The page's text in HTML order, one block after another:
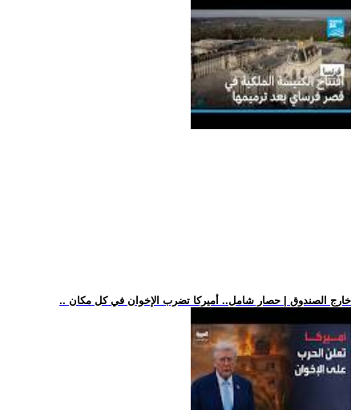
.. خارج الصندوق | حصار شامل.. أميركا تضرب الإخوان في كل مكان